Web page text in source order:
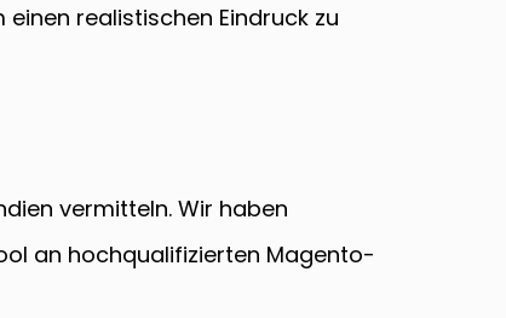
realistischen Eindruck zu
vermitteln. Wir haben
an hochqualifizierten Magento-